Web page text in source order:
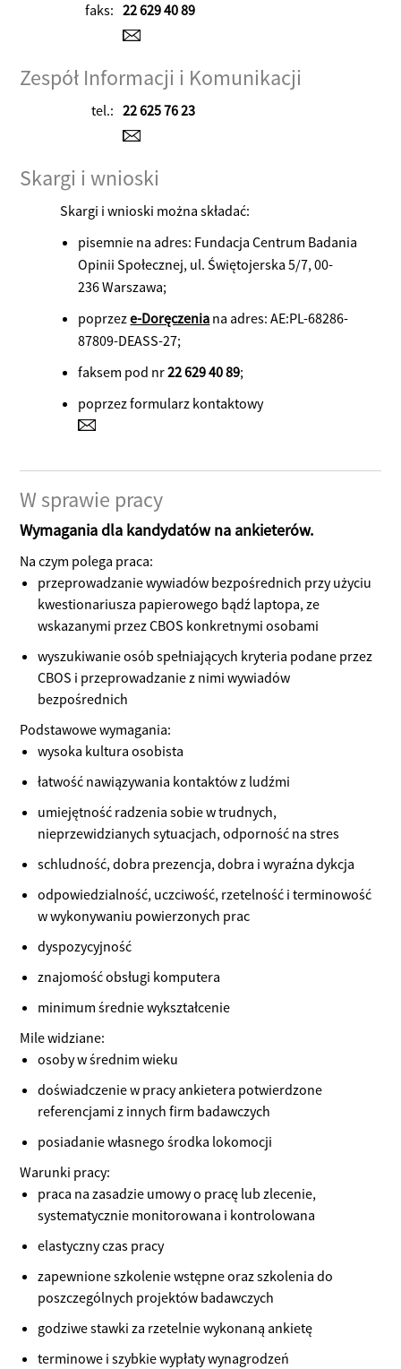
faks: 22 629 40 89
Zespół Informacji i Komunikacji
tel.: 22 625 76 23
Skargi i wnioski
Skargi i wnioski można składać:
pisemnie na adres: Fundacja Centrum Badania
Opinii Społecznej, ul. Świętojerska 5/7, 00-
236 Warszawa;
poprzeze-Doręczenia na adres: AE:PL-68286-
87809-DEASS-27;
faksem pod nr22 629 40 89;
poprzez formularz kontaktowy
W sprawie pracy
Wymagania dla kandydatów na ankieterów.
Na czym polega praca:
przeprowadzanie wywiadów bezpośrednich przy użyciu
kwestionariusza papierowego bądź laptopa, ze
wskazanymi przez CBOS konkretnymi osobami
wyszukiwanie osób spełniających kryteria podane przez
CBOS i przeprowadzanie z nimi wywiadów
bezpośrednich
Podstawowe wymagania:
wysoka kultura osobista
łatwość nawiązywania kontaktów z ludźmi
umiejętność radzenia sobie w trudnych,
nieprzewidzianych sytuacjach, odporność na stres
schludność, dobra prezencja, dobra i wyraźna dykcja
odpowiedzialność, uczciwość, rzetelność i terminowość
w wykonywaniu powierzonych prac
dyspozycyjność
znajomość obsługi komputera
minimum średnie wykształcenie
Mile widziane:
osoby w średnim wieku
doświadczenie w pracy ankietera potwierdzone
referencjami z innych firm badawczych
posiadanie własnego środka lokomocji
Warunki pracy:
praca na zasadzie umowy o pracę lub zlecenie,
systematycznie monitorowana i kontrolowana
elastyczny czas pracy
zapewnione szkolenie wstępne oraz szkolenia do
poszczególnych projektów badawczych
godziwe stawki za rzetelnie wykonaną ankietę
terminowe i szybkie wypłaty wynagrodzeń